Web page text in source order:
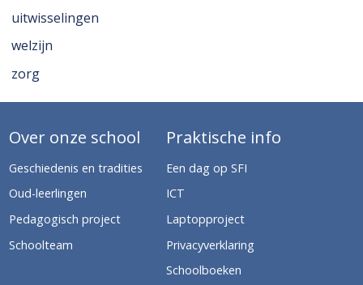
uitwisselingen
welzijn
zorg
Over onze school
Geschiedenis en tradities
Oud-leerlingen
Pedagogisch project
Schoolteam
Praktische info
Een dag op SFI
ICT
Laptopproject
Privacyverklaring
Schoolboeken